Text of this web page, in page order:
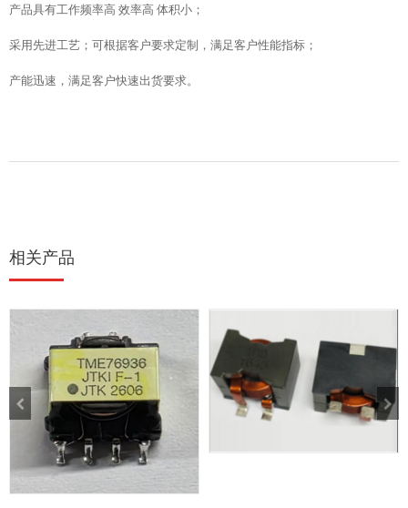
产品具有工作频率高 效率高 体积小；
采用先进工艺；可根据客户要求定制，满足客户性能指标；
产能迅速，满足客户快速出货要求。
相关产品